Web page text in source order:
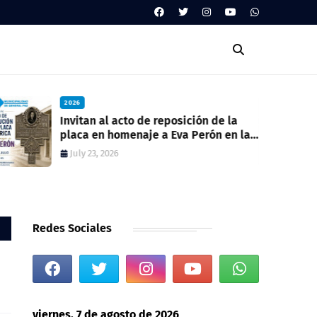
2026
Invitan al acto de reposición de la
placa en homenaje a Eva Perón en la
ex estación del ferrocarril
July 23, 2026
Redes Sociales